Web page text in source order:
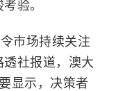
验。
市场持续关注
透社报道，澳大
显示，决策者